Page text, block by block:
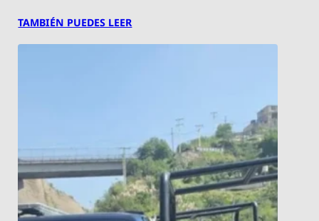
TAMBIÉN PUEDES LEER